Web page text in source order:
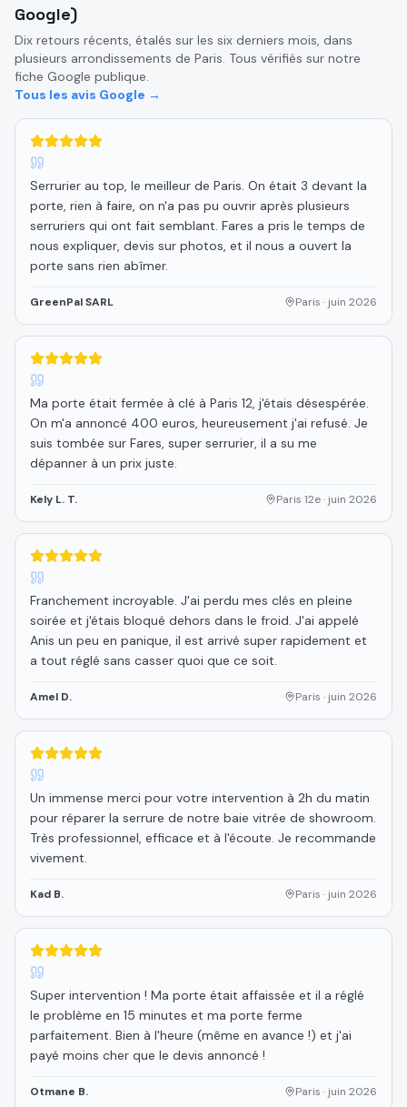
Google)
Dix retours récents, étalés sur les six derniers mois, dans
plusieurs arrondissements de Paris. Tous vérifiés sur notre
fiche Google publique.
Tous les avis Google →
5étoiles sur 5
Serrurier au top, le meilleur de Paris. On était 3 devant la
porte, rien à faire, on n'a pas pu ouvrir après plusieurs
serruriers qui ont fait semblant. Fares a pris le temps de
nous expliquer, devis sur photos, et il nous a ouvert la
porte sans rien abîmer.
GreenPal SARL Paris · juin 2026
5étoiles sur 5
Ma porte était fermée à clé à Paris 12, j'étais désespérée.
On m'a annoncé 400 euros, heureusement j'ai refusé. Je
suis tombée sur Fares, super serrurier, il a su me
dépanner à un prix juste.
Kely L. T. Paris 12e· juin 2026
5étoiles sur 5
Franchement incroyable. J'ai perdu mes clés en pleine
soirée et j'étais bloqué dehors dans le froid. J'ai appelé
Anis un peu en panique, il est arrivé super rapidement et
a tout réglé sans casser quoi que ce soit.
Amel D. Paris · juin 2026
5étoiles sur 5
Un immense merci pour votre intervention à 2h du matin
pour réparer la serrure de notre baie vitrée de showroom.
Très professionnel, efficace et à l'écoute. Je recommande
vivement.
Kad B. Paris · juin 2026
5étoiles sur 5
Super intervention ! Ma porte était affaissée et il a réglé
le problème en 15 minutes et ma porte ferme
parfaitement. Bien à l'heure (même en avance !) et j'ai
payé moins cher que le devis annoncé !
Otmane B. Paris · juin 2026